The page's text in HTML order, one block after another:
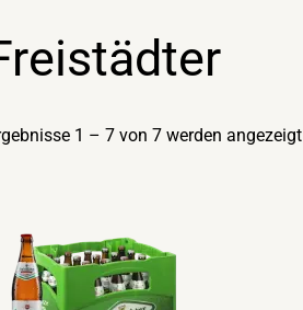
1 – 7 von 7 werden angezeigt